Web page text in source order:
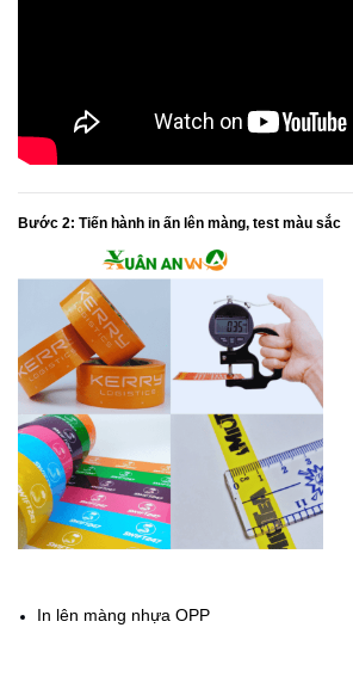
Bước 2: Tiến hành in ấn lên màng, test màu sắc
In lên màng nhựa OPP